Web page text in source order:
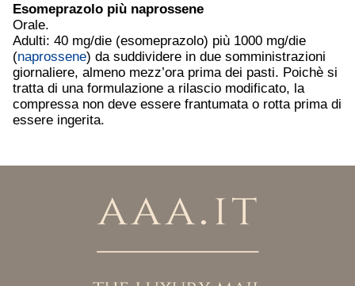
Esomeprazolo più naprossene
Orale.
Adulti: 40 mg/die (esomeprazolo) più 1000 mg/die
(naprossene) da suddividere in due somministrazioni
giornaliere, almeno mezz’ora prima dei pasti. Poichè si
tratta di una formulazione a rilascio modificato, la
compressa non deve essere frantumata o rotta prima di
essere ingerita.